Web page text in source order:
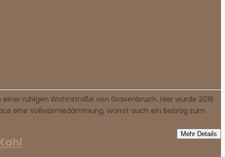
ruhigen Wohnstraße von Gravenbruch. Hier wurde 2016
eine Vollwärmedämmung, womit auch ein Beitrag zum
Mehr Details